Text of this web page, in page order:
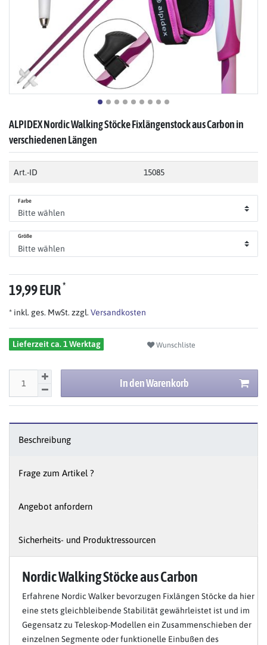
ALPIDEX Nordic Walking Stöcke Fixlängenstock aus Carbon in
verschiedenen Längen
Art.-ID 15085
Farbe
Größe
19,99 EUR*
* inkl. ges. MwSt. zzgl. Versandkosten
Lieferzeit ca. 1 Werktag Wunschliste
In den Warenkorb
Beschreibung
Frage zum Artikel ?
Angebot anfordern
Sicherheits- und Produktressourcen
Nordic Walking Stöcke aus Carbon
Erfahrene Nordic Walker bevorzugen Fixlängen Stöcke da hier
eine stets gleichbleibende Stabilität gewährleistet ist und im
Gegensatz zu Teleskop-Modellen ein Zusammenschieben der
einzelnen Segmente oder funktionelle Einbußen des